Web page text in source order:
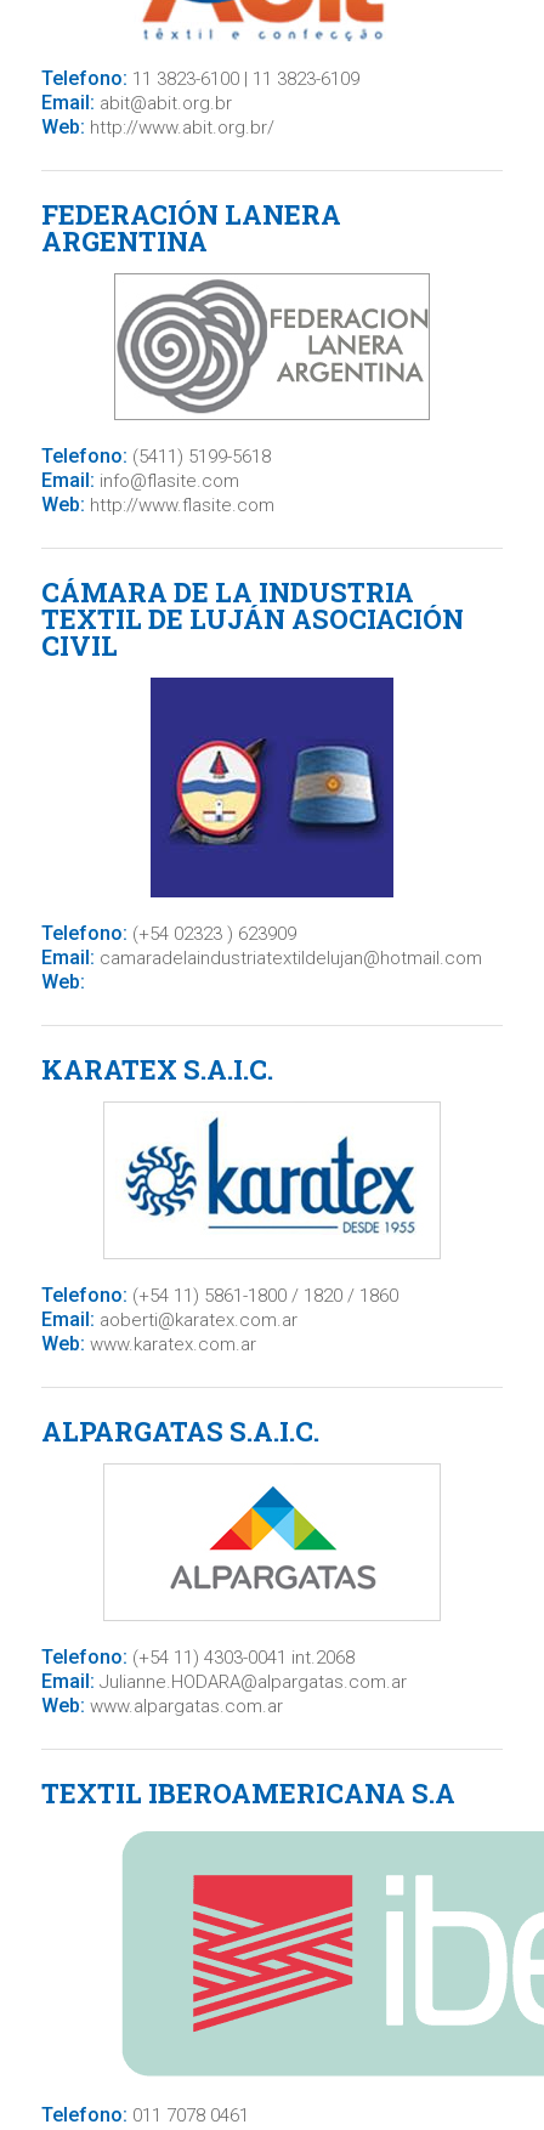
Telefono: 11 3823-6100 | 11 3823-6109
Email: abit@abit.org.br
Web: http://www.abit.org.br/
FEDERACIÓN LANERA
ARGENTINA
Telefono: (5411) 5199-5618
Email: info@flasite.com
Web: http://www.flasite.com
CÁMARA DE LA INDUSTRIA
TEXTIL DE LUJÁN ASOCIACIÓN
CIVIL
Telefono: (+54 02323 ) 623909
Email: camaradelaindustriatextildelujan@hotmail.com
Web:
KARATEX S.A.I.C.
Telefono: (+54 11) 5861-1800 / 1820 / 1860
Email: aoberti@karatex.com.ar
Web: www.karatex.com.ar
ALPARGATAS S.A.I.C.
Telefono: (+54 11) 4303-0041 int.2068
Email: Julianne.HODARA@alpargatas.com.ar
Web: www.alpargatas.com.ar
TEXTIL IBEROAMERICANA S.A
Telefono: 011 7078 0461